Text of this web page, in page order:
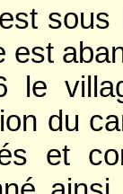
est
est
le
du
et